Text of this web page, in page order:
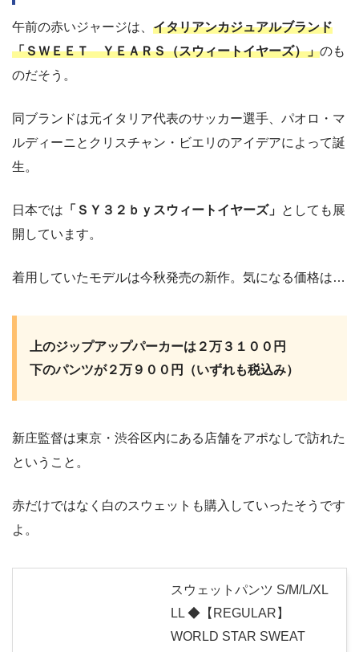
午前の赤いジャージは、 イタリアンカジュアルブランド
「ＳＷＥＥＴ ＹＥＡＲＳ（スウィートイヤーズ）」のも
のだそう。
同ブランドは元イタリア代表のサッカー選手、パオロ・マ
ルディーニとクリスチャン・ビエリのアイデアによって誕
生。
日本では 「ＳＹ３２ｂｙスウィートイヤーズ」 としても展
開しています。
着用していたモデルは今秋発売の新作。気になる価格は…
上のジップアップパーカーは２万３１００円
下のパンツが２万９００円（いずれも税込み）
新庄監督は東京・渋谷区内にある店舗をアポなしで訪れた
ということ。
赤だけではなく白のスウェットも購入していったそうです
よ。
スウェットパンツ S/M/L/XL
LL ◆【REGULAR】
WORLD STAR SWEAT